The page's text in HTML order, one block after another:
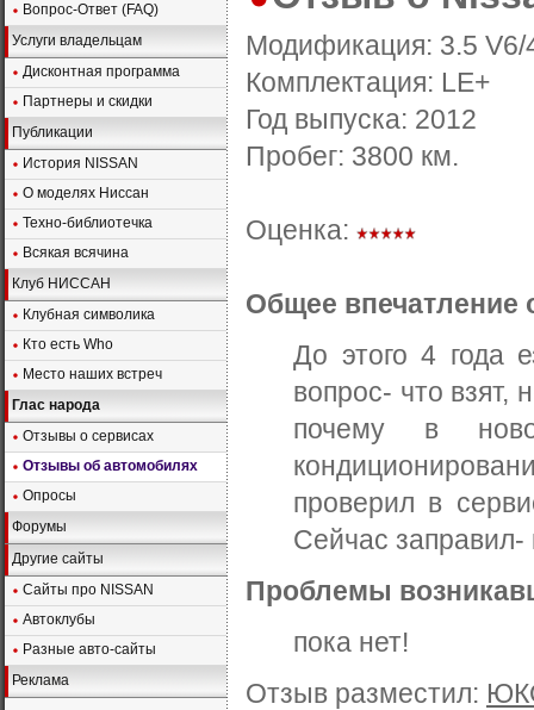
Вопрос-Ответ (FAQ)
Услуги владельцам
Дисконтная программа
Партнеры и скидки
Публикации
История NISSAN
О моделях Ниссан
Техно-библиотечка
Всякая всячина
Клуб НИССАН
Клубная символика
Кто есть Who
Место наших встреч
Глас народа
Отзывы о сервисах
Отзывы об автомобилях
Опросы
Форумы
Другие сайты
Сайты про NISSAN
Автоклубы
Разные авто-сайты
Реклама
Модификация: 3.5
Комплектация: LE+
Год выпуска: 2012
Пробег: 3800 км.
Оценка:
Общее впечатление
До этого 4 года
вопрос- что взят,
почему в
проверил в
Сейчас
Проблемы
пока нет!
Отзыв разместил: